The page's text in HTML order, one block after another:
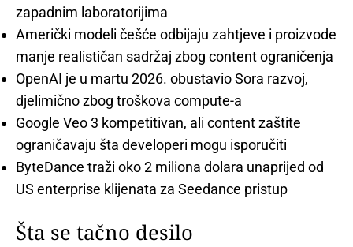
zapadnim laboratorijima
Američki modeli češće odbijaju zahtjeve i proizvode
manje realističan sadržaj zbog content ograničenja
OpenAI je u martu 2026. obustavio Sora razvoj,
djelimično zbog troškova compute-a
Google Veo 3 kompetitivan, ali content zaštite
ograničavaju šta developeri mogu isporučiti
ByteDance traži oko 2 miliona dolara unaprijed od
US enterprise klijenata za Seedance pristup
Šta se tačno desilo